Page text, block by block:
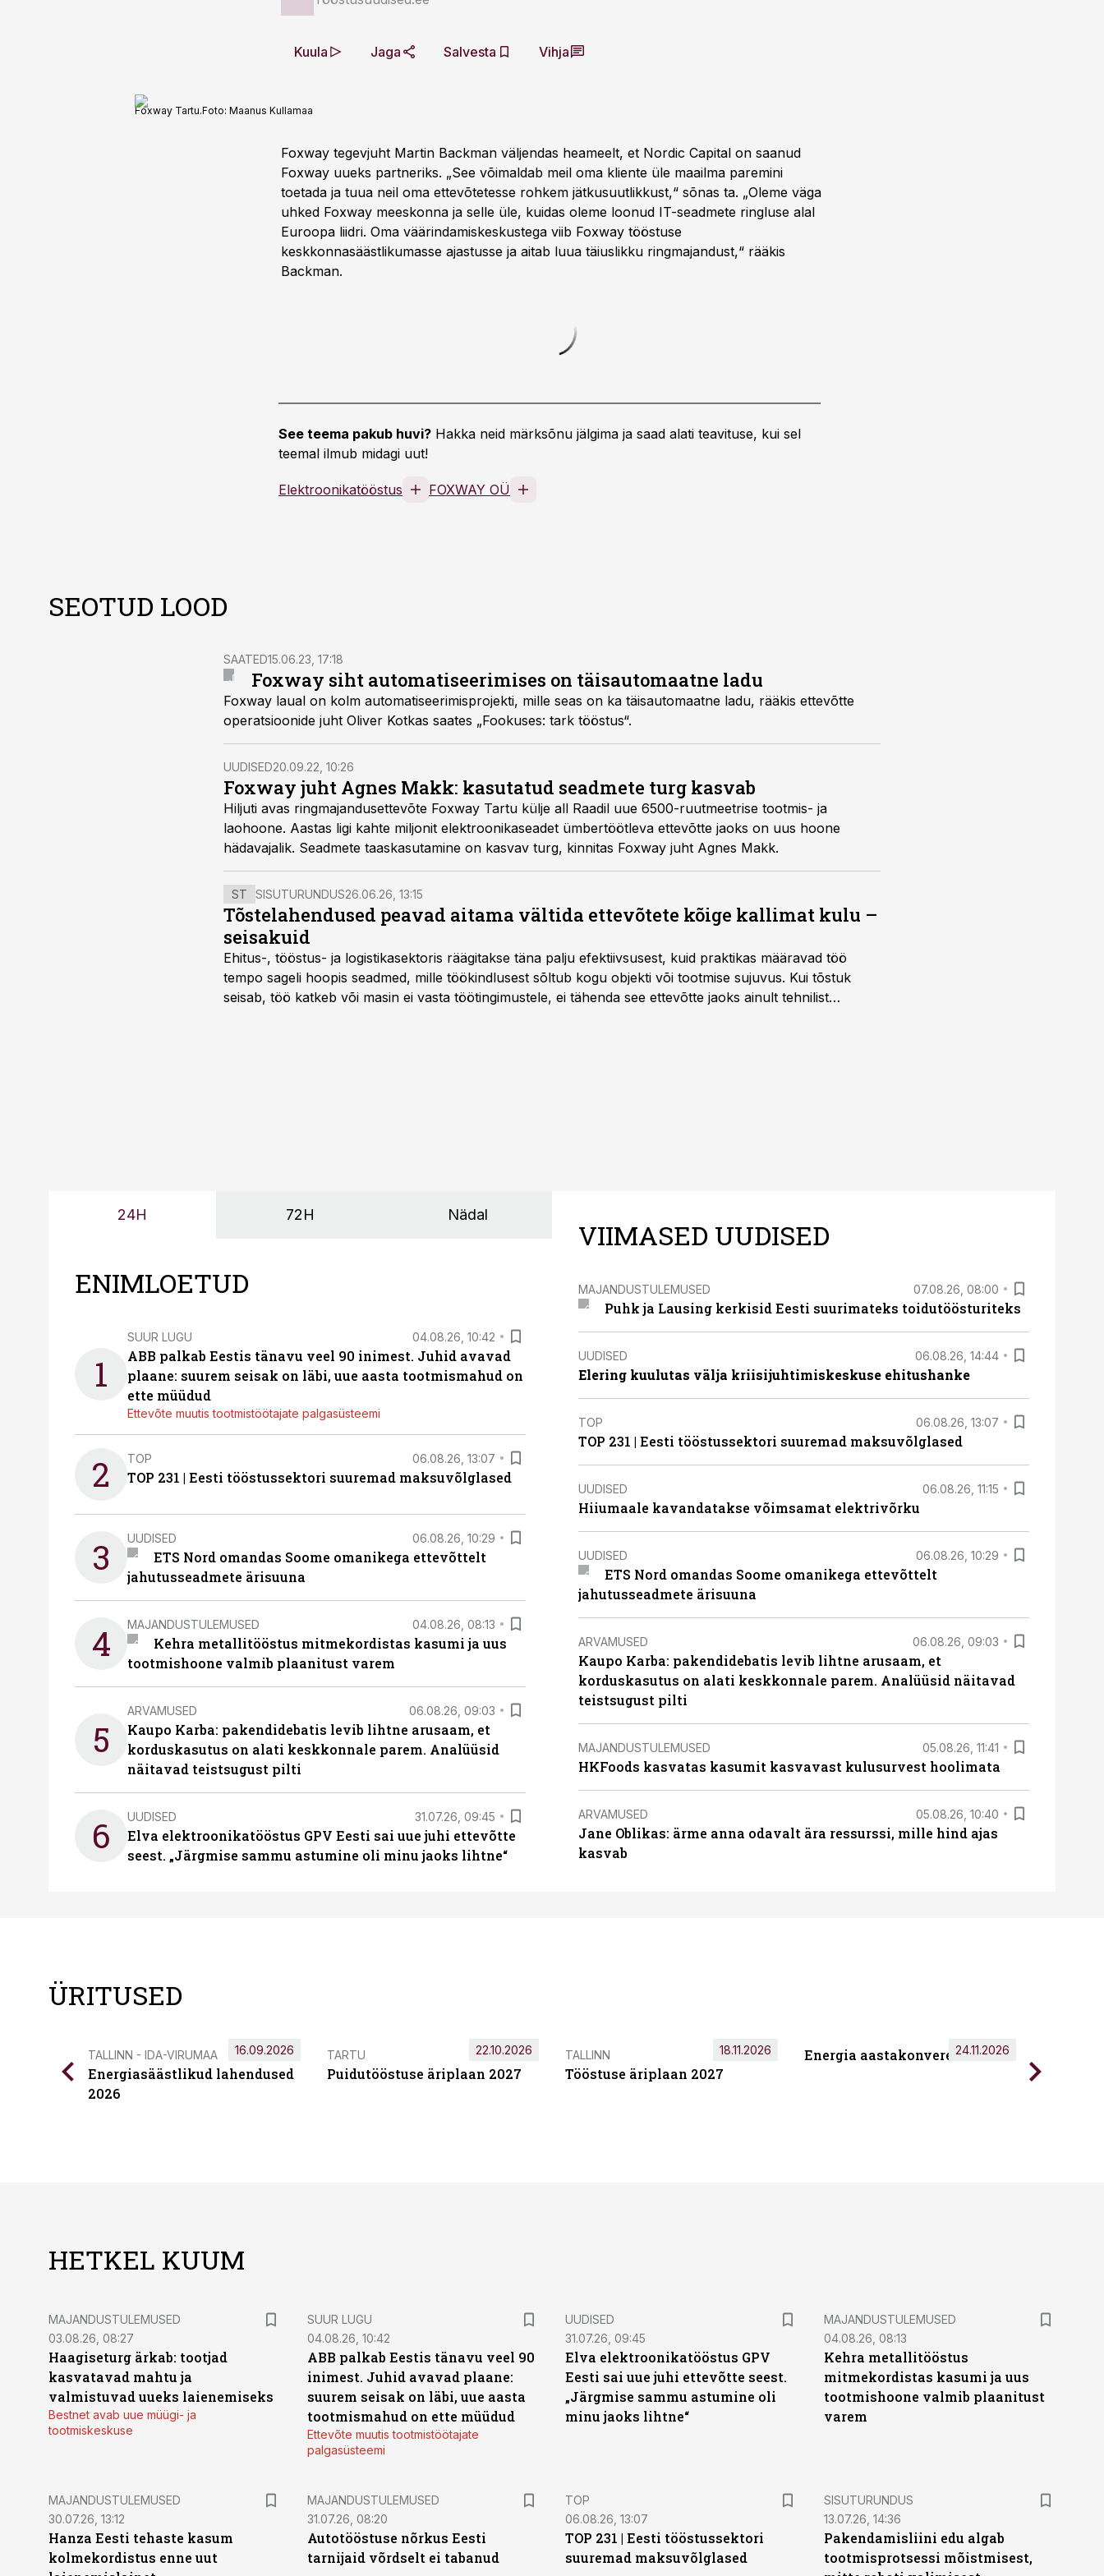
Kuula Jaga Salvesta Vihja
Foxway Tartu.Foto: Maanus Kullamaa
Foxway tegevjuht Martin Backman väljendas heameelt, et Nordic Capital on saanud
Foxway uueks partneriks. „See võimaldab meil oma kliente üle maailma paremini
toetada ja tuua neil oma ettevõtetesse rohkem jätkusuutlikkust,“ sõnas ta. „Oleme väga
uhked Foxway meeskonna ja selle üle, kuidas oleme loonud IT-seadmete ringluse alal
Euroopa liidri. Oma väärindamiskeskustega viib Foxway tööstuse
keskkonnasäästlikumasse ajastusse ja aitab luua täiuslikku ringmajandust,“ rääkis
Backman.
See teema pakub huvi? Hakka neid märksõnu jälgima ja saad alati teavituse, kui sel
teemal ilmub midagi uut!
Elektroonikatööstus FOXWAY OÜ
SEOTUD LOOD
SAATED15.06.23, 17:18
Foxway siht automatiseerimises on täisautomaatne ladu
Foxway laual on kolm automatiseerimisprojekti, mille seas on ka täisautomaatne ladu, rääkis ettevõtte
operatsioonide juht Oliver Kotkas saates „Fookuses: tark tööstus“.
UUDISED20.09.22, 10:26
Foxway juht Agnes Makk: kasutatud seadmete turg kasvab
Hiljuti avas ringmajandusettevõte Foxway Tartu külje all Raadil uue 6500-ruutmeetrise tootmis- ja
laohoone. Aastas ligi kahte miljonit elektroonikaseadet ümbertöötleva ettevõtte jaoks on uus hoone
hädavajalik. Seadmete taaskasutamine on kasvav turg, kinnitas Foxway juht Agnes Makk.
ST SISUTURUNDUS26.06.26, 13:15
Tõstelahendused peavad aitama vältida ettevõtete kõige kallimat kulu –
seisakuid
Ehitus-, tööstus- ja logistikasektoris räägitakse täna palju efektiivsusest, kuid praktikas määravad töö
tempo sageli hoopis seadmed, mille töökindlusest sõltub kogu objekti või tootmise sujuvus. Kui tõstuk
seisab, töö katkeb või masin ei vasta töötingimustele, ei tähenda see ettevõtte jaoks ainult tehnilist
24H 72H Nädal
ENIMLOETUD
1
SUUR LUGU 04.08.26, 10:42
ABB palkab Eestis tänavu veel 90 inimest. Juhid avavad
plaane: suurem seisak on läbi, uue aasta tootmismahud on
ette müüdud
Ettevõte muutis tootmistöötajate palgasüsteemi
2 TOP 06.08.26, 13:07
TOP 231 | Eesti tööstussektori suuremad maksuvõlglased
3 UUDISED 06.08.26, 10:29
ETS Nord omandas Soome omanikega ettevõttelt
jahutusseadmete ärisuuna
4 MAJANDUSTULEMUSED 04.08.26, 08:13
Kehra metallitööstus mitmekordistas kasumi ja uus
tootmishoone valmib plaanitust varem
5
ARVAMUSED 06.08.26, 09:03
Kaupo Karba: pakendidebatis levib lihtne arusaam, et
korduskasutus on alati keskkonnale parem. Analüüsid
näitavad teistsugust pilti
6 UUDISED 31.07.26, 09:45
Elva elektroonikatööstus GPV Eesti sai uue juhi ettevõtte
seest. „Järgmise sammu astumine oli minu jaoks lihtne“
VIIMASED UUDISED
MAJANDUSTULEMUSED 07.08.26, 08:00
Puhk ja Lausing kerkisid Eesti suurimateks toidutöösturiteks
UUDISED 06.08.26, 14:44
Elering kuulutas välja kriisijuhtimiskeskuse ehitushanke
TOP 06.08.26, 13:07
TOP 231 | Eesti tööstussektori suuremad maksuvõlglased
UUDISED 06.08.26, 11:15
Hiiumaale kavandatakse võimsamat elektrivõrku
UUDISED 06.08.26, 10:29
ETS Nord omandas Soome omanikega ettevõttelt
jahutusseadmete ärisuuna
ARVAMUSED 06.08.26, 09:03
Kaupo Karba: pakendidebatis levib lihtne arusaam, et
korduskasutus on alati keskkonnale parem. Analüüsid näitavad
teistsugust pilti
MAJANDUSTULEMUSED 05.08.26, 11:41
HKFoods kasvatas kasumit kasvavast kulusurvest hoolimata
ARVAMUSED 05.08.26, 10:40
Jane Oblikas: ärme anna odavalt ära ressurssi, mille hind ajas
kasvab
ÜRITUSED
TALLINN - IDA-VIRUMAA
Energiasäästlikud lahendused
2026
16.09.2026 TARTU
Puidutööstuse äriplaan 2027
22.10.2026 TALLINN
Tööstuse äriplaan 2027
18.11.2026 Energia aastakonverents 2026
24.11.2026
HETKEL KUUM
MAJANDUSTULEMUSED
03.08.26, 08:27
Haagiseturg ärkab: tootjad
kasvatavad mahtu ja
valmistuvad uueks laienemiseks
Bestnet avab uue müügi- ja
tootmiskeskuse
SUUR LUGU
04.08.26, 10:42
ABB palkab Eestis tänavu veel 90
inimest. Juhid avavad plaane:
suurem seisak on läbi, uue aasta
tootmismahud on ette müüdud
Ettevõte muutis tootmistöötajate
palgasüsteemi
UUDISED
31.07.26, 09:45
Elva elektroonikatööstus GPV
Eesti sai uue juhi ettevõtte seest.
„Järgmise sammu astumine oli
minu jaoks lihtne“
MAJANDUSTULEMUSED
04.08.26, 08:13
Kehra metallitööstus
mitmekordistas kasumi ja uus
tootmishoone valmib plaanitust
varem
MAJANDUSTULEMUSED
30.07.26, 13:12
Hanza Eesti tehaste kasum
kolmekordistus enne uut
MAJANDUSTULEMUSED
31.07.26, 08:20
Autotööstuse nõrkus Eesti
tarnijaid võrdselt ei tabanud
TOP
06.08.26, 13:07
TOP 231 | Eesti tööstussektori
suuremad maksuvõlglased
ST
SISUTURUNDUS
13.07.26, 14:36
Pakendamisliini edu algab
tootmisprotsessi mõistmisest,